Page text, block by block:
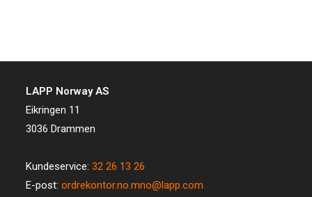
LAPP Norway AS
Eikringen 11
3036 Drammen
Kundeservice:32 26 13 26
E-post:ordrekontor.no.mno@lapp.com